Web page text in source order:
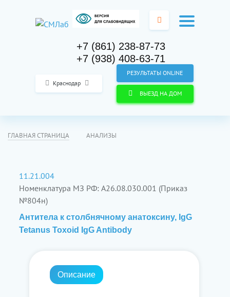
Краснодар
РЕЗУЛЬТАТЫ ONLINE
ВЫЕЗД НА ДОМ
+7 (861) 238-87-73
+7 (938) 408-63-71
ГЛАВНАЯ СТРАНИЦА АНАЛИЗЫ
11.21.004
Номенклатура МЗ РФ: A26.08.030.001 (Приказ
№804н)
Антитела к столбнячному анатоксину, IgG
Tetanus Toxoid IgG Antibody
Описание